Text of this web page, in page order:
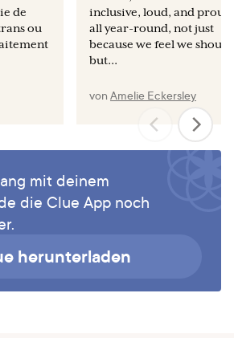
de
ou
inclusive, loud, and proud
all year-round, not just
because we feel we
but...
von Amelie Eckersley
mit deinem
die Clue App noch
herunterladen